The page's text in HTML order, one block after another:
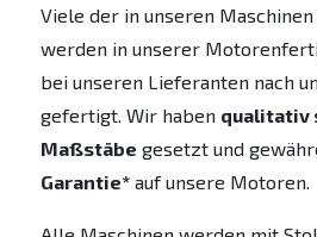
Viele der in unseren
werden in unserer
bei unseren Lieferanten nach
gefertigt. Wir haben qualitativ
Maßstäbe gesetzt und
Garantie*auf unsere Motoren.